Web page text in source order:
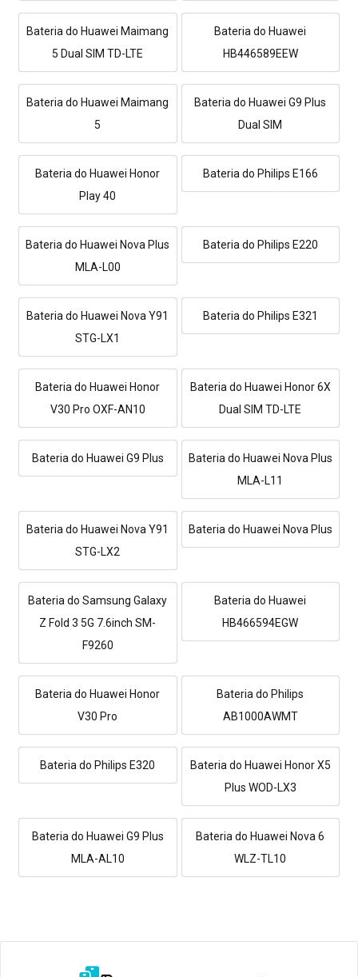
Bateria do Huawei Maimang
5 Dual SIM TD-LTE
Bateria do Huawei
HB446589EEW
Bateria do Huawei Maimang
5
Bateria do Huawei G9 Plus
Dual SIM
Bateria do Huawei Honor
Play 40
Bateria do Philips E166
Bateria do Huawei Nova Plus
MLA-L00
Bateria do Philips E220
Bateria do Huawei Nova Y91
STG-LX1
Bateria do Philips E321
Bateria do Huawei Honor
V30 Pro OXF-AN10
Bateria do Huawei Honor 6X
Dual SIM TD-LTE
Bateria do Huawei G9 Plus
Bateria do Huawei Nova Plus
MLA-L11
Bateria do Huawei Nova Y91
STG-LX2
Bateria do Huawei Nova Plus
Bateria do Samsung Galaxy
Z Fold 3 5G 7.6inch SM-
F9260
Bateria do Huawei
HB466594EGW
Bateria do Huawei Honor
V30 Pro
Bateria do Philips
AB1000AWMT
Bateria do Philips E320
Bateria do Huawei Honor X5
Plus WOD-LX3
Bateria do Huawei G9 Plus
MLA-AL10
Bateria do Huawei Nova 6
WLZ-TL10